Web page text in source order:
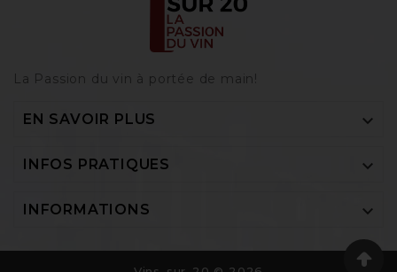
La Passion du vin à portée de main‎!
EN SAVOIR PLUS 
INFOS PRATIQUES 
INFORMATIONS 